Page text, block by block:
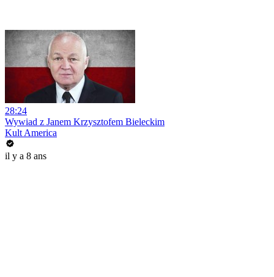
28:24
Wywiad z Janem Krzysztofem Bieleckim
Kult America
il y a 8 ans